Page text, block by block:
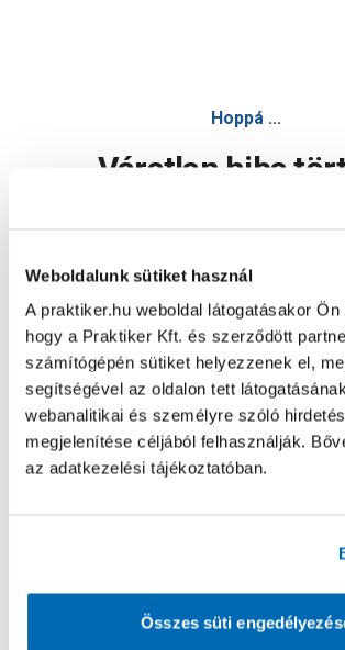
Weboldalunk sütiket használ
A praktiker.hu weboldal látogatásakor Ön
hogy a Praktiker Kft. és szerződött
számítógépén sütiket helyezzenek el,
segítségével az oldalon tett
webanalitikai és személyre szóló
megjelenítése céljából felhasználják.
az adatkezelési tájékoztatóban.
Összes süti
Hoppá ...
Váratlan hiba
Oldal újratöltése